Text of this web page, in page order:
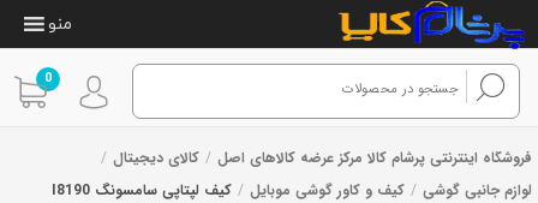
0
منو
فروشگاه اینترنتی پرشام کالا مرکز عرضه کالاهای اصل / کالای دیجیتال /
لوازم جانبی گوشی / کیف و کاور گوشی موبایل / کیف لپتاپی سامسونگ I8190